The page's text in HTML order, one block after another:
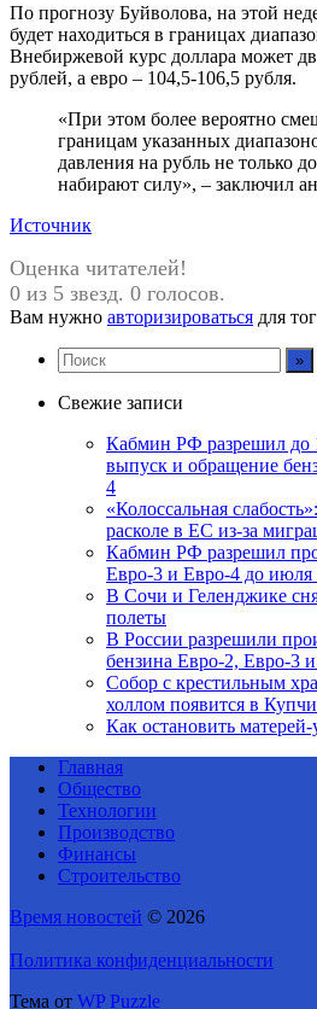
По прогнозу Буйволова, на этой
будет находиться в границах
Внебиржевой курс доллара может
рублей, а евро – 104,5-106,5 рубля.
«При этом более вероятно
границам указанных
давления на рубль не только
набирают силу», – заключил
Источник
Оценка читателей!
0 из 5 звезд. 0 голосов.
Вам нужно авторизироваться для
Свежие записи
Кабмин РФ разрешил до
выпуск и обращение
4
«Колоссальная
расколе в ЕС из-за
Кабмин РФ разрешил
Евро-3 и Евро-4 до июля
В Сочи и Геленджике
полеты
В России разрешили
бензина Евро-2, Евро-3
Собор с крестильным
холлом появится в
Как остановить
Главная
Общество
Технологии
Производство
Финансы
Строительство
Время новостей © 2026
Политика конфиденциальности
Тема от WP Puzzle